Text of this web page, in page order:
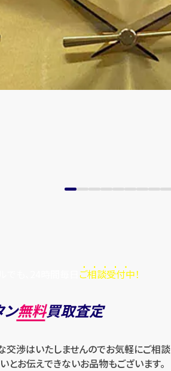
ご相談受付中！
ン無料買取査定
渉はいたしませんのでお気軽にご相談
とお伝えできないお品物もございます。